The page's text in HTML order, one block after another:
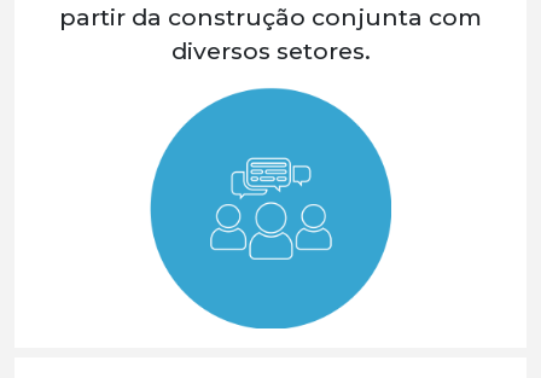
partir da construção conjunta com
diversos setores.